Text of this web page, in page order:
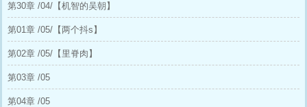
第30章 /04/【机智的吴朝】
第01章 /05/【两个抖s】
第02章 /05/【里脊肉】
第03章 /05
第04章 /05